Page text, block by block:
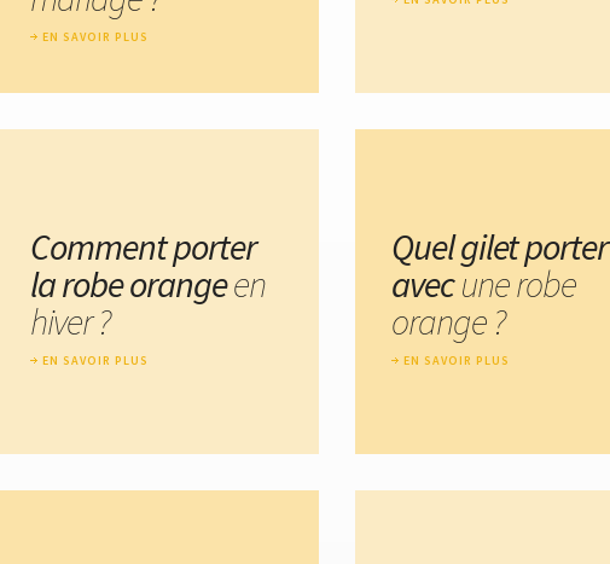
EN SAVOIR PLUS
Comment porter
la robe orangeen
hiver ?
EN SAVOIR PLUS
Quel gilet porter
avecune robe
orange ?
EN SAVOIR PLUS